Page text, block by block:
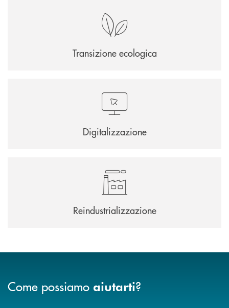
Transizione ecologica
Digitalizzazione
Reindustrializzazione
Come possiamo aiutarti?